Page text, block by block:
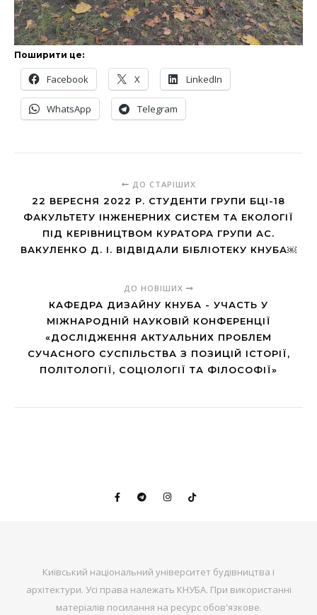
Поширити це:
Facebook X LinkedIn
WhatsApp Telegram
ДО СТАРІШИХ
22 ВЕРЕСНЯ 2022 Р. СТУДЕНТИ ГРУПИ БЦІ-18
ФАКУЛЬТЕТУ ІНЖЕНЕРНИХ СИСТЕМ ТА ЕКОЛОГІЇ
ПІД КЕРІВНИЦТВОМ КУРАТОРА ГРУПИ АС.
ВАКУЛЕНКО Д. І. ВІДВІДАЛИ БІБЛІОТЕКУ КНУБА￼
ДО НОВІШИХ
КАФЕДРА ДИЗАЙНУ КНУБА - УЧАСТЬ У
МІЖНАРОДНІЙ НАУКОВІЙ КОНФЕРЕНЦІЇ
«ДОСЛІДЖЕННЯ АКТУАЛЬНИХ ПРОБЛЕМ
СУЧАСНОГО СУСПІЛЬСТВА З ПОЗИЦІЙ ІСТОРІЇ,
ПОЛІТОЛОГІЇ, СОЦІОЛОГІЇ ТА ФІЛОСОФІЇ»
Київський національний університет будівництва і
архітектури. Усі права належать КНУБА. При використанні
матеріалів посилання на ресурс обов'язкове.